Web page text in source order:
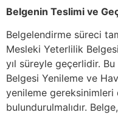
Belgenin Teslimi ve
Belgelendirme süreci
Mesleki Yeterlilik
yıl süreyle geçerlidir.
Belgesi Yenileme ve
yenileme
bulundurulmalıdır.